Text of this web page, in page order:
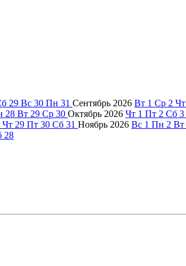
29 Вс 30 Пн 31 Сентябрь 2026 Вт 1 Ср 2 Чт
28 Вт 29 Ср 30 Октябрь 2026 Чт 1 Пт 2 Сб 3
Чт 29 Пт 30 Сб 31 Ноябрь 2026 Вс 1 Пн 2 Вт
28